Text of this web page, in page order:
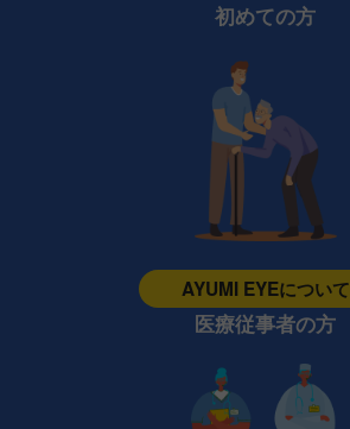
初めての方
AYUMI EYEについて
医療従事者の方